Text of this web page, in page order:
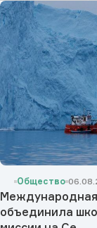
Общество
Международная
объединила